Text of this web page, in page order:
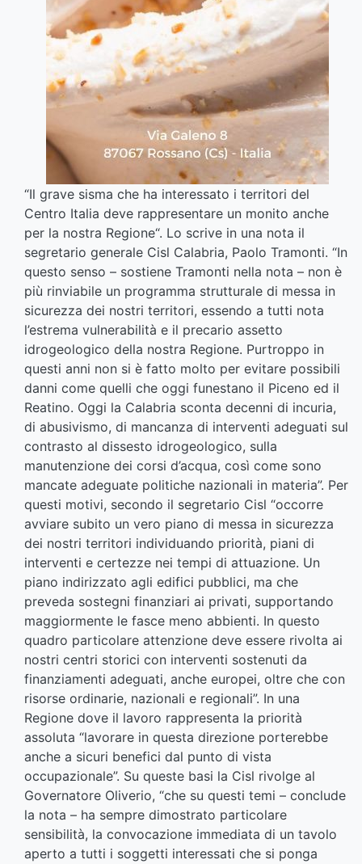
“Il grave sisma che ha interessato i territori del
Centro Italia deve rappresentare un monito anche
per la nostra Regione“. Lo scrive in una nota il
segretario generale Cisl Calabria, Paolo Tramonti. “In
questo senso – sostiene Tramonti nella nota – non è
più rinviabile un programma strutturale di messa in
sicurezza dei nostri territori, essendo a tutti nota
l’estrema vulnerabilità e il precario assetto
idrogeologico della nostra Regione. Purtroppo in
questi anni non si è fatto molto per evitare possibili
danni come quelli che oggi funestano il Piceno ed il
Reatino. Oggi la Calabria sconta decenni di incuria,
di abusivismo, di mancanza di interventi adeguati sul
contrasto al dissesto idrogeologico, sulla
manutenzione dei corsi d’acqua, così come sono
mancate adeguate politiche nazionali in materia”. Per
questi motivi, secondo il segretario Cisl “occorre
avviare subito un vero piano di messa in sicurezza
dei nostri territori individuando priorità, piani di
interventi e certezze nei tempi di attuazione. Un
piano indirizzato agli edifici pubblici, ma che
preveda sostegni finanziari ai privati, supportando
maggiormente le fasce meno abbienti. In questo
quadro particolare attenzione deve essere rivolta ai
nostri centri storici con interventi sostenuti da
finanziamenti adeguati, anche europei, oltre che con
risorse ordinarie, nazionali e regionali”. In una
Regione dove il lavoro rappresenta la priorità
assoluta “lavorare in questa direzione porterebbe
anche a sicuri benefici dal punto di vista
occupazionale”. Su queste basi la Cisl rivolge al
Governatore Oliverio, “che su questi temi – conclude
la nota – ha sempre dimostrato particolare
sensibilità, la convocazione immediata di un tavolo
aperto a tutti i soggetti interessati che si ponga